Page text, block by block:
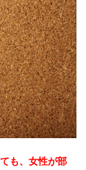
も、女性が部